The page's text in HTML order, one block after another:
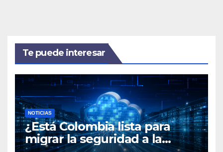
Te puede interesar
NOTICIAS
¿Está Colombia lista para
migrar la seguridad a la